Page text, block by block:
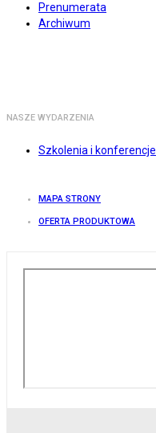
Prenumerata
Archiwum
NASZE WYDARZENIA
Szkolenia i konferencje
MAPA STRONY
OFERTA PRODUKTOWA